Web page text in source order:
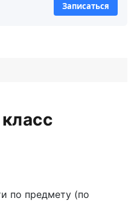
Записаться
по предмету (по